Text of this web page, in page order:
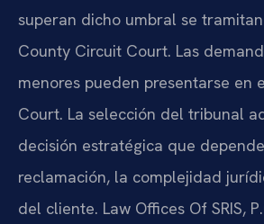
superan dicho umbral se
County Circuit Court. Las
menores pueden presentarse en
Court. La selección del tribunal
decisión estratégica que
reclamación, la complejidad
del cliente. Law Offices Of SRIS,